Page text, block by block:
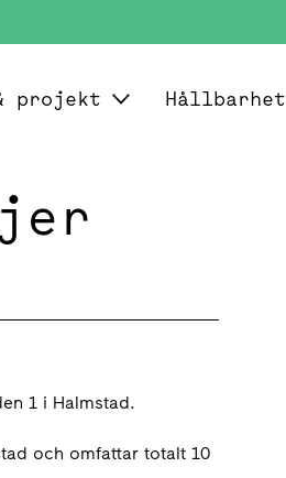
projekt Hållbarhet
1 i Halmstad.
och omfattar totalt 10